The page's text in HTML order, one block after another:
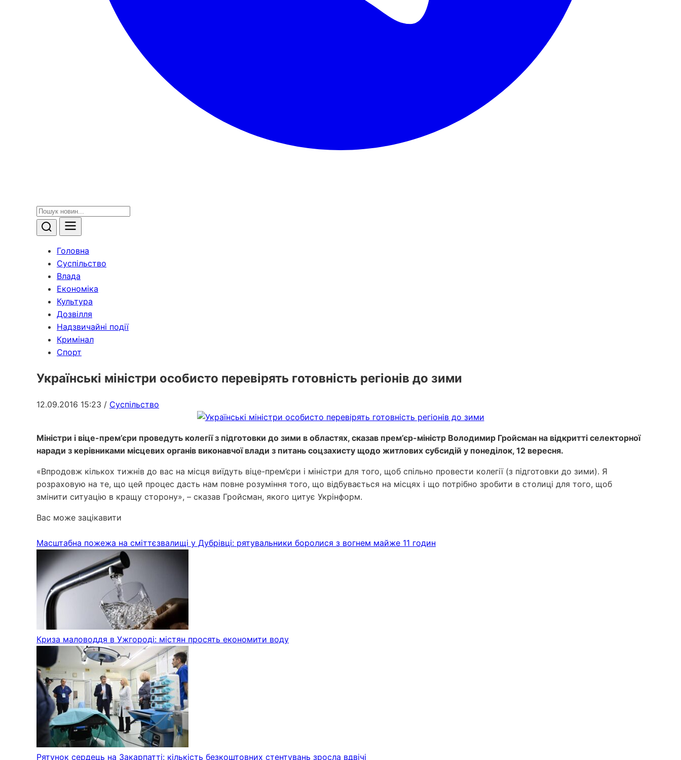
Головна
Суспільство
Влада
Економіка
Культура
Дозвілля
Надзвичайні події
Кримінал
Спорт
Українські міністри особисто перевірять готовність регіонів до зими
12.09.2016 15:23 / Суспільство
Міністри і віце-прем’єри проведуть колегії з підготовки до зими в областях, сказав прем’єр-міністр Володимир Гройсман на відкритті селекторної
наради з керівниками місцевих органів виконавчої влади з питань соцзахисту щодо житлових субсидій у понеділок, 12 вересня.
«Впродовж кількох тижнів до вас на місця виїдуть віце-прем’єри і міністри для того, щоб спільно провести колегії (з підготовки до зими). Я
розраховую на те, що цей процес дасть нам повне розуміння того, що відбувається на місцях і що потрібно зробити в столиці для того, щоб
змінити ситуацію в кращу сторону», – сказав Гройсман, якого цитує Укрінформ.
Вас може зацікавити
Масштабна пожежа на сміттєзвалищі у Дубрівці: рятувальники боролися з вогнем майже 11 годин
Криза маловоддя в Ужгороді: містян просять економити воду
Рятунок сердець на Закарпатті: кількість безкоштовних стентувань зросла вдвічі